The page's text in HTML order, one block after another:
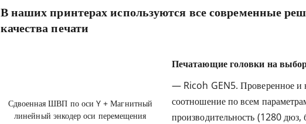
В наших принтерах используются все современные
качества печати
Сдвоенная ШВП по оси Y + Магнитный
линейный энкодер оси перемещения
Печатающие головки на
— Ricoh GEN5. Проверенное и
соотношение по всем
производительность (1280 дюз,